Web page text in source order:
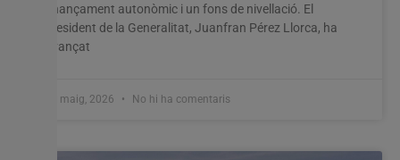
finançament autonòmic i un fons de nivellació. El
president de la Generalitat, Juanfran Pérez Llorca, ha
avançat
27 maig, 2026 No hi ha comentaris